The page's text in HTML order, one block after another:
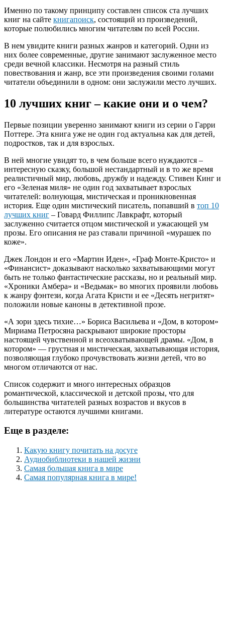
Именно по такому принципу составлен список ста лучших
книг на сайте книгапоиск, состоящий из произведений,
которые полюбились многим читателям по всей России.
В нем увидите книги разных жанров и категорий. Одни из
них более современные, другие занимают заслуженное место
среди вечной классики. Несмотря на разный стиль
повествования и жанр, все эти произведения своими голами
читатели объединили в одном: они заслужили место лучших.
10 лучших книг – какие они и о чем?
Первые позиции уверенно занимают книги из серии о Гарри
Поттере. Эта книга уже не один год актуальна как для детей,
подростков, так и для взрослых.
В ней многие увидят то, в чем больше всего нуждаются –
интересную сказку, большой нестандартный и в то же время
реалистичный мир, любовь, дружбу и надежду. Стивен Кинг и
его «Зеленая миля» не один год захватывает взрослых
читателей: волнующая, мистическая и проникновенная
история. Еще один мистический писатель, попавший в топ 10
лучших книг – Говард Филлипс Лавкрафт, который
заслуженно считается отцом мистической и ужасающей ум
прозы. Его описания не раз ставали причиной «мурашек по
коже».
Джек Лондон и его «Мартин Иден», «Граф Монте-Кристо» и
«Финансист» доказывают насколько захватывающими могут
быть не только фантастические рассказы, но и реальный мир.
«Хроники Амбера» и «Ведьмак» во многих проявили любовь
к жанру фэнтези, когда Агата Кристи и ее «Десять негритят»
положили новые каноны в детективной прозе.
«А зори здесь тихие…» Бориса Васильева и «Дом, в котором»
Мириама Петросяна раскрывают широкие просторы
настоящей чувственной и всеохватывающей драмы. «Дом, в
котором» — грустная и мистическая, захватывающая история,
позволяющая глубоко прочувствовать жизни детей, что во
многом отличаются от нас.
Список содержит и много интересных образцов
романтической, классической и детской прозы, что для
большинства читателей разных возрастов и вкусов в
литературе остаются лучшими книгами.
Еще в разделе:
Какую книгу почитать на досуге
Аудиобиблиотеки в нашей жизни
Самая большая книга в мире
Самая популярная книга в мире!